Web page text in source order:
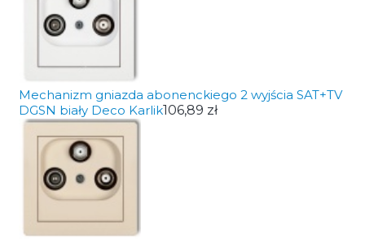
Mechanizm gniazda abonenckiego 2 wyjścia SAT+TV
DGSN biały Deco Karlik106,89 zł